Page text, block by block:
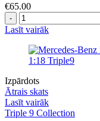
€65.00
Daudzums
Lasīt vairāk
Izpārdots
Ātrais skats
Lasīt vairāk
Triple 9 Collection